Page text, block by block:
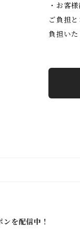
・お客
ご負担
負担いた
を配信中！